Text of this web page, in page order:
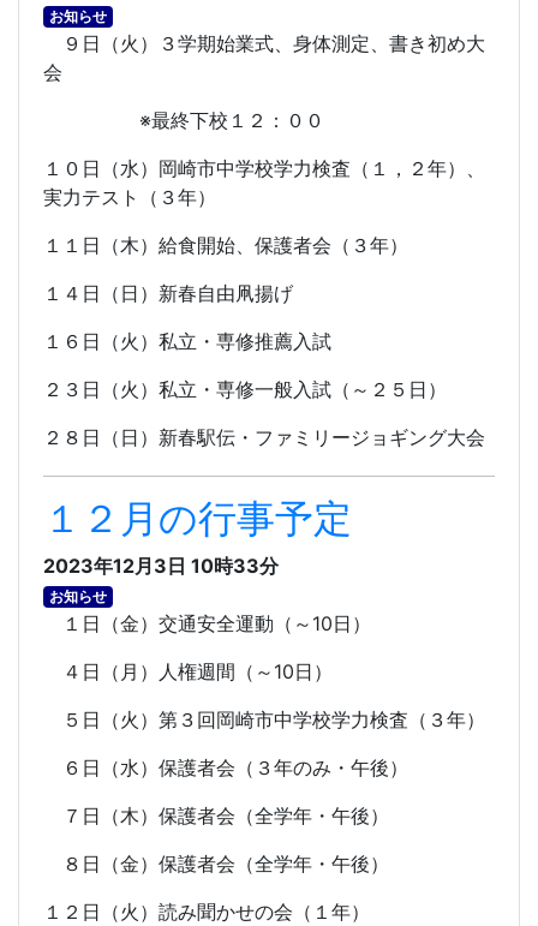
お知らせ
９日（火）３学期始業式、身体測定、書き初め大
会
※最終下校１２：００
１０日（水）岡崎市中学校学力検査（１，２年）、
実力テスト（３年）
１１日（木）給食開始、保護者会（３年）
１４日（日）新春自由凧揚げ
１６日（火）私立・専修推薦入試
２３日（火）私立・専修一般入試（～２５日）
２８日（日）新春駅伝・ファミリージョギング大会
１２月の行事予定
2023年12月3日 10時33分
お知らせ
１日（金）交通安全運動（～ 10日）
４日（月）人権週間（～ 10日）
５日（火）第３回岡崎市中学校学力検査（３年）
６日（水）保護者会（３年のみ・午後）
７日（木）保護者会（全学年・午後）
８日（金）保護者会（全学年・午後）
１２日（火）読み聞かせの会（１年）